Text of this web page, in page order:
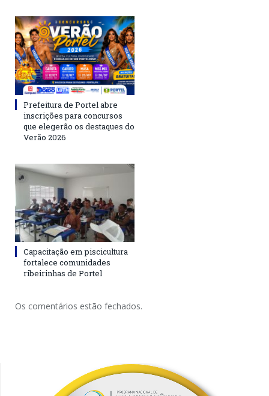
Prefeitura de Portel abre
inscrições para concursos
que elegerão os destaques do
Verão 2026
Capacitação em piscicultura
fortalece comunidades
ribeirinhas de Portel
Os comentários estão fechados.